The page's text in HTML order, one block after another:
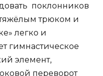
поклонников
трюком и
легко и
гимнастическое
элемент,
переворот